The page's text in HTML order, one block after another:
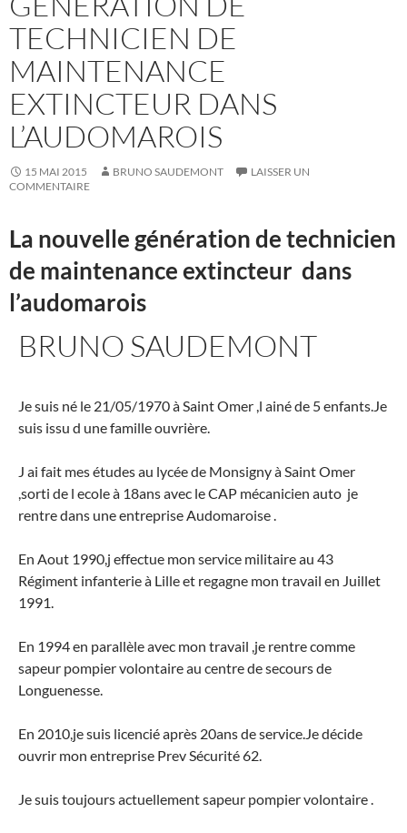
TECHNICIEN DE
MAINTENANCE
EXTINCTEUR DANS
L’AUDOMAROIS
15 MAI 2015 BRUNO SAUDEMONT
LAISSER UN
COMMENTAIRE
La nouvelle génération de technicien
de maintenance extincteur dans
l’audomarois
BRUNO SAUDEMONT
Je suis né le 21/05/1970 à Saint Omer ,l ainé de 5 enfants.Je
suis issu d une famille ouvrière.
J ai fait mes études au lycée de Monsigny à Saint Omer
,sorti de l ecole à 18ans avec le CAP mécanicien auto je
rentre dans une entreprise Audomaroise .
En Aout 1990,j effectue mon service militaire au 43
Régiment infanterie à Lille et regagne mon travail en Juillet
1991.
En 1994 en parallèle avec mon travail ,je rentre comme
sapeur pompier volontaire au centre de secours de
Longuenesse.
En 2010,je suis licencié après 20ans de service.Je décide
ouvrir mon entreprise Prev Sécurité 62.
Je suis toujours actuellement sapeur pompier volontaire .